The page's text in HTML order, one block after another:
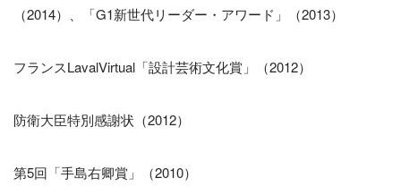
（2014）、「G1新世代リーダー・アワード」（2013）
フランスLavalVirtual「設計芸術文化賞」（2012）
防衛大臣特別感謝状（2012）
第5回「手島右卿賞」（2010）